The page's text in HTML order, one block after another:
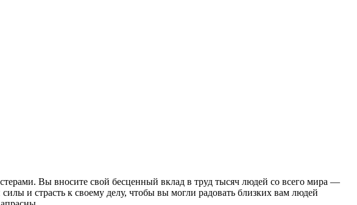
Вы вносите свой бесценный вклад в труд тысяч людей со всего мира —
и страсть к своему делу, чтобы вы могли радовать близких вам людей